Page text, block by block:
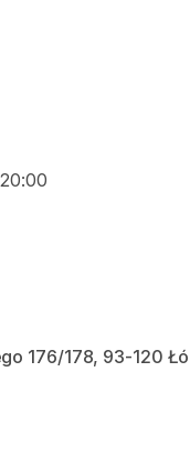
176/178, 93-120